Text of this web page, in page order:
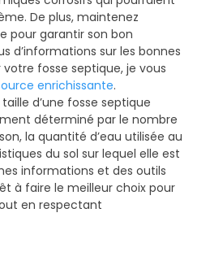
De plus, maintenez
pour garantir son bon
d’informations sur les bonnes
fosse septique, je vous
enrichissante.
d’une fosse septique
déterminé par le nombre
la quantité d’eau utilisée au
du sol sur lequel elle est
informations et des outils
à faire le meilleur choix pour
en respectant